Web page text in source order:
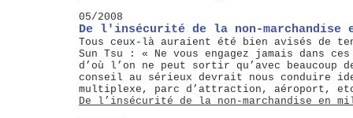
05/2008
De l'insécurité de la non-marchandise
Tous ceux-là auraient été bien avisés de
Sun Tsu : « Ne vous engagez jamais dans
d’où l’on ne peut sortir qu’avec
conseil au sérieux devrait nous conduire
multiplexe, parc d’attraction, aéroport,
De l’insécurité de la non-marchandise en